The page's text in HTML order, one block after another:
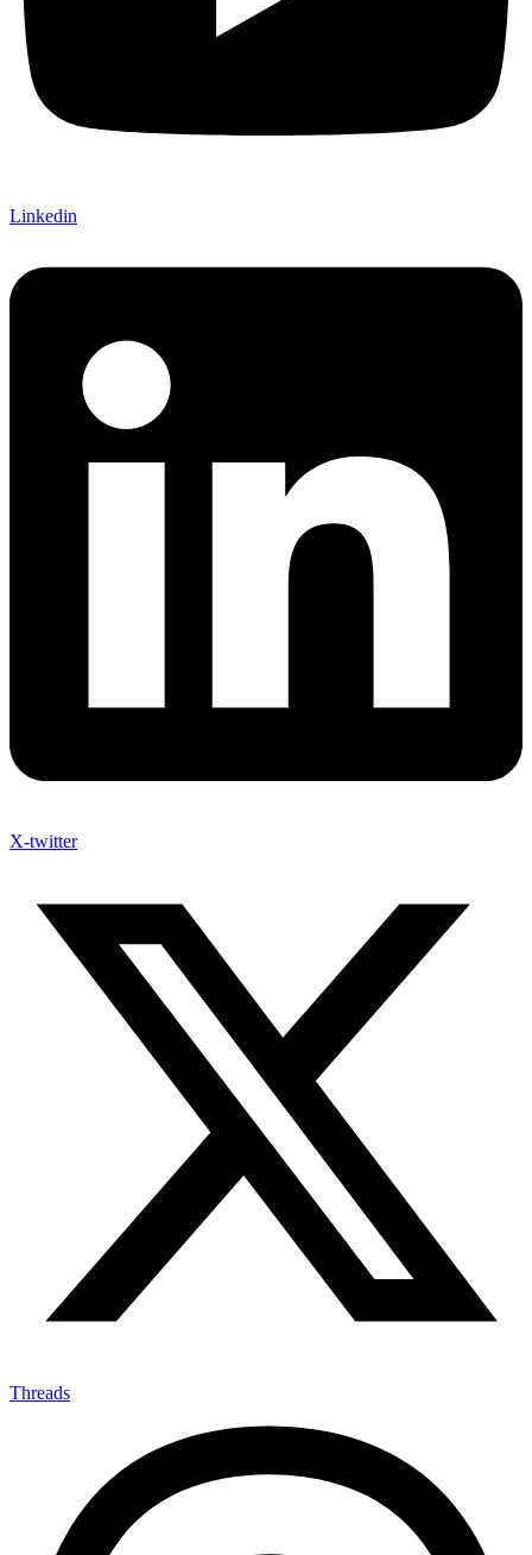
Linkedin
X-twitter
Threads